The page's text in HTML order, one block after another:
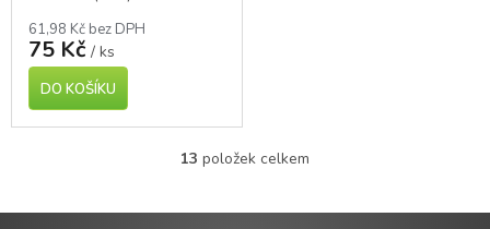
61,98 Kč bez DPH
75 Kč / ks
DO KOŠÍKU
O
l
13 položek celkem